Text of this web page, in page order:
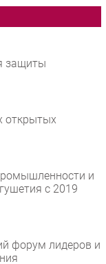
защиты
открытых
и
с 2019
форум лидеров и